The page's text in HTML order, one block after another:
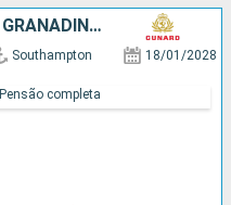
PORTUGAL, SÃO VINCENTE E GRANADINAS, AFRICA DO SUL, MAURICE, MALÁSIA, SINGAPURA
Southampton 18/01/2028
Pensão completa